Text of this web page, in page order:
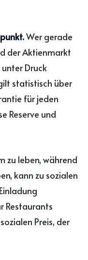
Wer gerade
der Aktienmarkt
Druck
statistisch über
für jeden
Reserve und
zu leben, während
kann zu sozialen
Restaurants
Preis, der